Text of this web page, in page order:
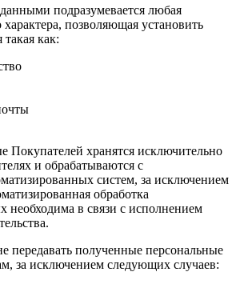
подразумевается любая
позволяющая установить
как:
Покупателей хранятся исключительно
и обрабатываются с
систем, за исключением
обработка
необходима в связи с исполнением
передавать полученные персональные
за исключением следующих случаев: